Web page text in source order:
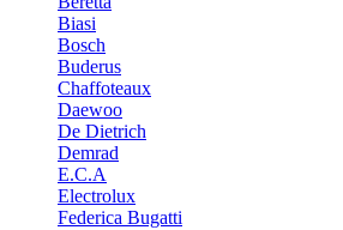
Biasi
Bosch
Buderus
Chaffoteaux
Daewoo
De Dietrich
Demrad
E.C.A
Electrolux
Federica Bugatti